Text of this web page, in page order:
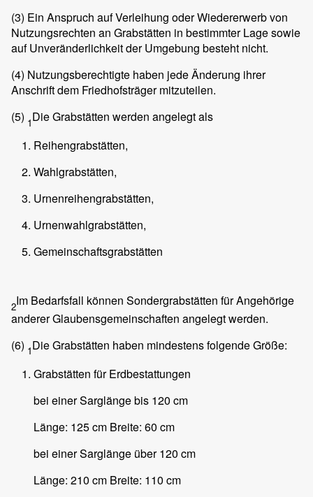
(3) Ein Anspruch auf Verleihung oder Wiedererwerb von
Nutzungsrechten an Grabstätten in bestimmter Lage sowie
auf Unveränderlichkeit der Umgebung besteht nicht.
(4) Nutzungsberechtigte haben jede Änderung ihrer
Anschrift dem Friedhofsträger mitzuteilen.
(5) 1Die Grabstätten werden angelegt als
Reihengrabstätten,
Wahlgrabstätten,
Urnenreihengrabstätten,
Urnenwahlgrabstätten,
Gemeinschaftsgrabstätten
2Im Bedarfsfall können Sondergrabstätten für Angehörige
anderer Glaubensgemeinschaften angelegt werden.
(6) 1Die Grabstätten haben mindestens folgende Größe:
Grabstätten für Erdbestattungen
bei einer Sarglänge bis 120 cm
Länge: 125 cm Breite: 60 cm
bei einer Sarglänge über 120 cm
Länge: 210 cm Breite: 110 cm